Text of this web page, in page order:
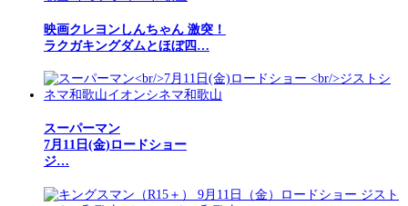
映画クレヨンしんちゃん 激突！
ラクガキングダムとほぼ四…
スーパーマン
7月11日(金)ロードショー
ジ…